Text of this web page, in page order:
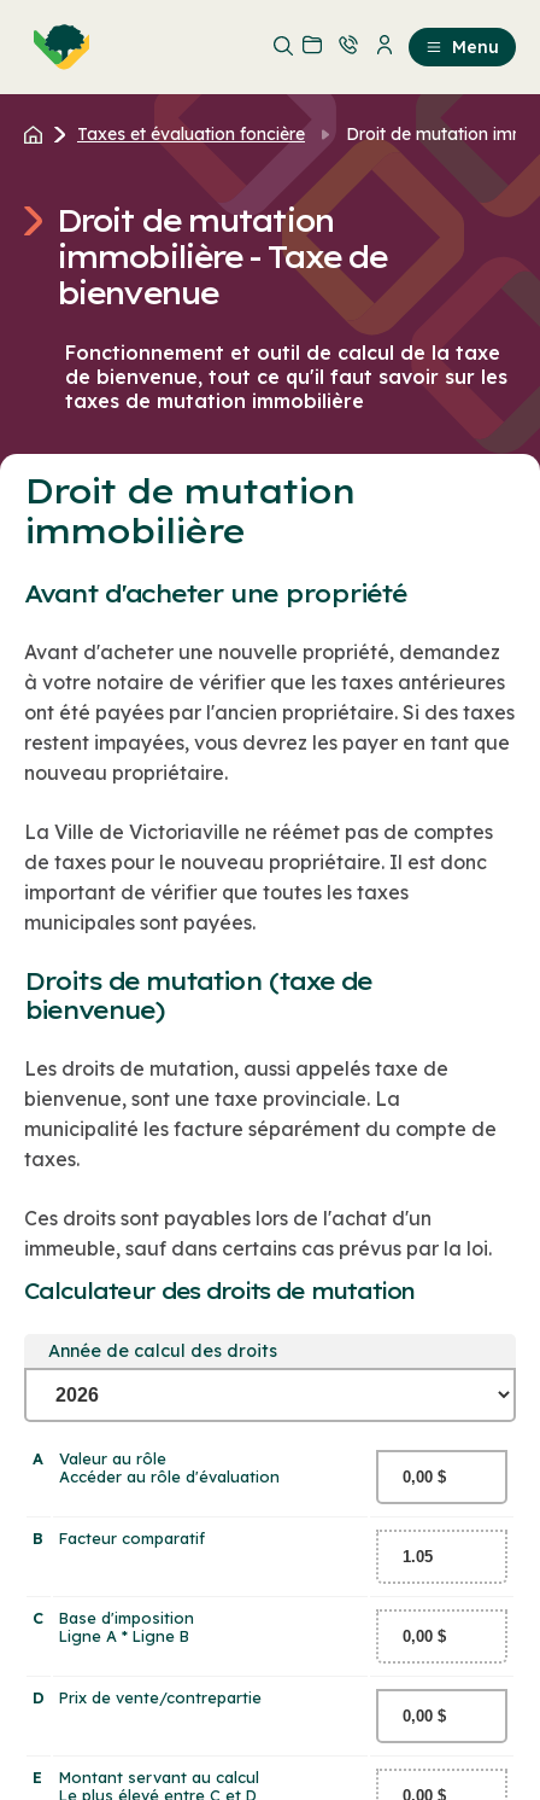
contenu
au
Menu
Taxes et évaluation foncière Droit de mutation
Droit de mutation
immobilière - Taxe de
bienvenue
Fonctionnement et outil de calcul de la taxe
de bienvenue, tout ce qu'il faut savoir sur les
taxes de mutation immobilière
Droit de mutation
immobilière
Avant d'acheter une propriété
Avant d'acheter une nouvelle propriété, demandez
à votre notaire de vérifier que les taxes antérieures
ont été payées par l'ancien propriétaire. Si des taxes
restent impayées, vous devrez les payer en tant que
nouveau propriétaire.
La Ville de Victoriaville ne réémet pas de comptes
de taxes pour le nouveau propriétaire. Il est donc
important de vérifier que toutes les taxes
municipales sont payées.
Droits de mutation (taxe de
bienvenue)
Les droits de mutation, aussi appelés taxe de
bienvenue, sont une taxe provinciale. La
municipalité les facture séparément du compte de
taxes.
Ces droits sont payables lors de l'achat d'un
immeuble, sauf dans certains cas prévus par la loi.
Calculateur des droits de mutation
Année de calcul des droits
A
Valeur au rôle
Accéder au rôle d'évaluation
B Facteur comparatif
C
Base d'imposition
Ligne A * Ligne B
D Prix de vente/contrepartie
E
Montant servant au calcul
Le plus élevé entre C et D